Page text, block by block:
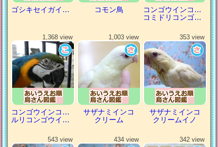
ゴシキセイガイインコ コモン鳥
コンゴウインコの仲間
コミドリコンゴウインコ
1,368 view
コンゴウインコの仲間
ルリコンゴウインコ
1,003 view
サザナミインコ
クリーム
353 view
サザナミインコ
クリームイノ
543 view 434 view 342 view